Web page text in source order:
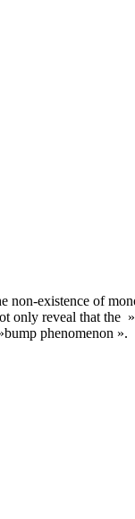
non-existence of
only reveal that the
phenomenon ».